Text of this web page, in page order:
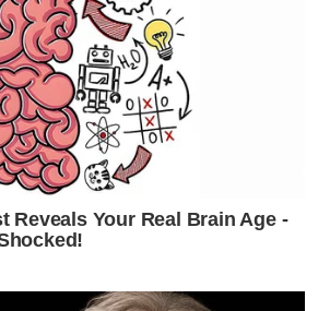
Reveals Your Real Brain Age -